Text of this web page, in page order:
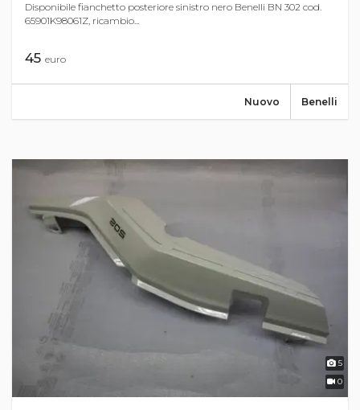
Disponibile fianchetto posteriore sinistro nero Benelli BN 302 cod.
65901K98061Z, ricambio...
45 euro
Benelli
Nuovo
5
0